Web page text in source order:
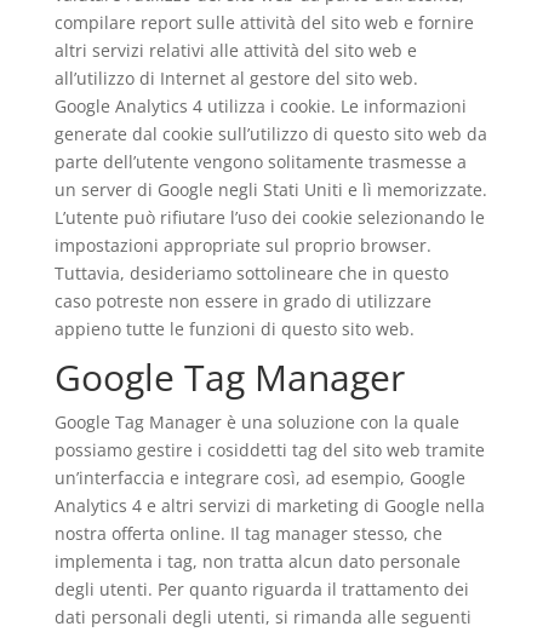
compilare report sulle attività del sito web e fornire
altri servizi relativi alle attività del sito web e
all’utilizzo di Internet al gestore del sito web.
Google Analytics 4 utilizza i cookie. Le informazioni
generate dal cookie sull’utilizzo di questo sito web da
parte dell’utente vengono solitamente trasmesse a
un server di Google negli Stati Uniti e lì memorizzate.
L’utente può rifiutare l’uso dei cookie selezionando le
impostazioni appropriate sul proprio browser.
Tuttavia, desideriamo sottolineare che in questo
caso potreste non essere in grado di utilizzare
appieno tutte le funzioni di questo sito web.
Google Tag Manager
Google Tag Manager è una soluzione con la quale
possiamo gestire i cosiddetti tag del sito web tramite
un’interfaccia e integrare così, ad esempio, Google
Analytics 4 e altri servizi di marketing di Google nella
nostra offerta online. Il tag manager stesso, che
implementa i tag, non tratta alcun dato personale
degli utenti. Per quanto riguarda il trattamento dei
dati personali degli utenti, si rimanda alle seguenti